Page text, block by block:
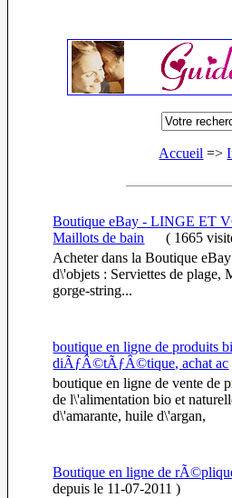
Accueil =>
Boutique eBay - LINGE ET
Maillots de bain ( 1665
Acheter dans la Boutique
d\'objets : Serviettes de plage,
gorge-string...
boutique en ligne de produits
diÃƒÂ©tÃƒÂ©tique, achat ac
boutique en ligne de vente de
de l\'alimentation bio et
d\'amarante, huile d\'argan,
Boutique en ligne de
depuis le 11-07-2011 )